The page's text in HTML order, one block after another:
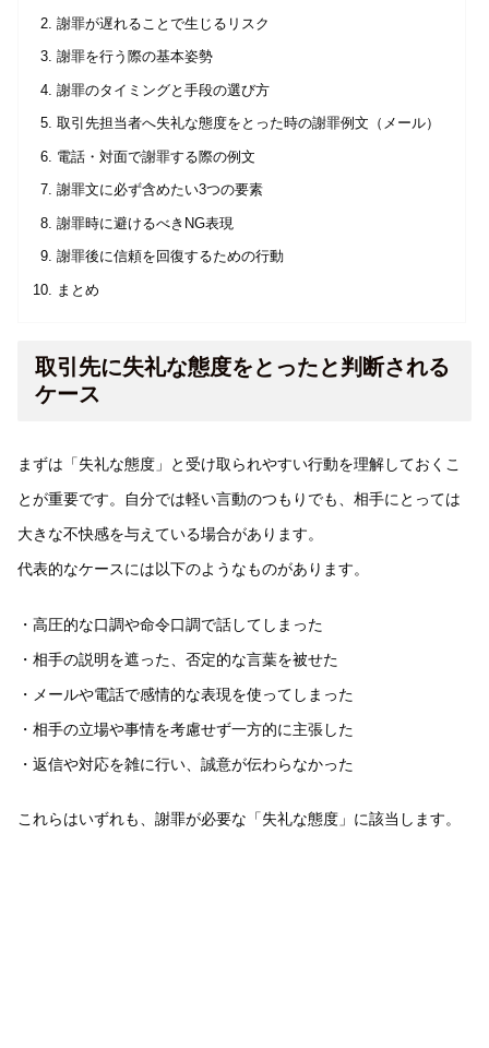
謝罪が遅れることで生じるリスク
謝罪を行う際の基本姿勢
謝罪のタイミングと手段の選び方
取引先担当者へ失礼な態度をとった時の謝罪例文（メール）
電話・対面で謝罪する際の例文
謝罪文に必ず含めたい3つの要素
謝罪時に避けるべきNG表現
謝罪後に信頼を回復するための行動
まとめ
取引先に失礼な態度をとったと判断される
ケース
まずは「失礼な態度」と受け取られやすい行動を理解しておくこ
とが重要です。自分では軽い言動のつもりでも、相手にとっては
大きな不快感を与えている場合があります。
代表的なケースには以下のようなものがあります。
・高圧的な口調や命令口調で話してしまった
・相手の説明を遮った、否定的な言葉を被せた
・メールや電話で感情的な表現を使ってしまった
・相手の立場や事情を考慮せず一方的に主張した
・返信や対応を雑に行い、誠意が伝わらなかった
これらはいずれも、謝罪が必要な「失礼な態度」に該当します。